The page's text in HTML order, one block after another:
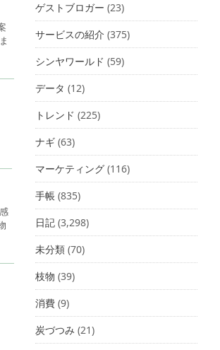
ゲストブロガー (23)
サービスの紹介 (375)
シンヤワールド (59)
データ (12)
トレンド (225)
ナギ (63)
マーケティング (116)
手帳 (835)
日記 (3,298)
未分類 (70)
枝物 (39)
消費 (9)
炭づつみ (21)